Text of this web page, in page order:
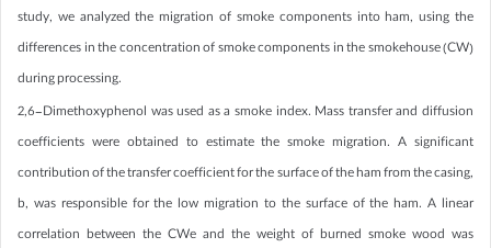
study, we analyzed the migration of smoke components into ham, using the
differences in the concentration of smoke components in the smokehouse (CW)
during processing.
2,6-Dimethoxyphenol was used as a smoke index. Mass transfer and diffusion
coefficients were obtained to estimate the smoke migration. A significant
contribution of the transfer coefficient for the surface of the ham from the casing,
b, was responsible for the low migration to the surface of the ham. A linear
correlation between the CWe and the weight of burned smoke wood was